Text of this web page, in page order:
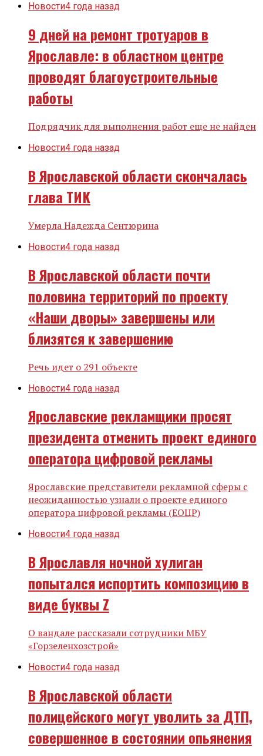
Новости4 года назад
9 дней на ремонт тротуаров в
Ярославле: в областном центре
проводят благоустроительные
работы
Подрядчик для выполнения работ еще не найден
Новости4 года назад
В Ярославской области скончалась
глава ТИК
Умерла Надежда Сентюрина
Новости4 года назад
В Ярославской области почти
половина территорий по проекту
«Наши дворы» завершены или
близятся к завершению
Речь идет о 291 объекте
Новости4 года назад
Ярославские рекламщики просят
президента отменить проект единого
оператора цифровой рекламы
Ярославские представители рекламной сферы с
неожиданностью узнали о проекте единого
оператора цифровой рекламы (ЕОЦР)
Новости4 года назад
В Ярославля ночной хулиган
попытался испортить композицию в
виде буквы Z
О вандале рассказали сотрудники МБУ
«Горзеленхозстрой»
Новости4 года назад
В Ярославской области
полицейского могут уволить за ДТП,
совершенное в состоянии опьянения